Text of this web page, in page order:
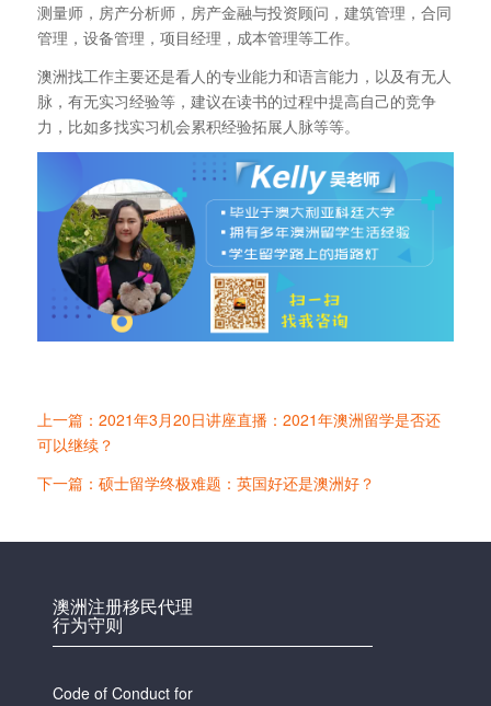
测量师，房产分析师，房产金融与投资顾问，建筑管理，合同
管理，设备管理，项目经理，成本管理等工作。
澳洲找工作主要还是看人的专业能力和语言能力，以及有无人
脉，有无实习经验等，建议在读书的过程中提高自己的竞争
力，比如多找实习机会累积经验拓展人脉等等。
上一篇：2021年3月20日讲座直播：2021年澳洲留学是否还
可以继续？
下一篇：硕士留学终极难题：英国好还是澳洲好？
澳洲注册移民代理
行为守则
Code of Conduct for